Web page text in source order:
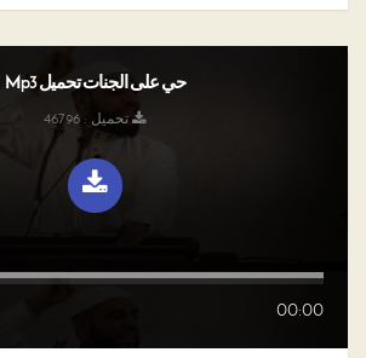
حي على الجنات تحميل Mp3
تحميل : 46796
00:00